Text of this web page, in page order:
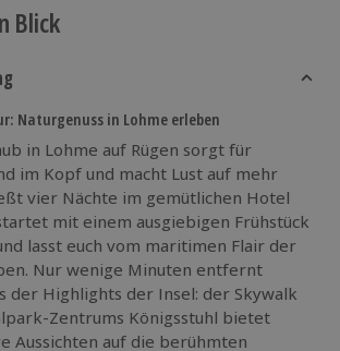
Blick
Naturgenuss in Lohme erleben
in Lohme auf Rügen sorgt für
im Kopf und macht Lust auf mehr
vier Nächte im gemütlichen Hotel
mit einem ausgiebigen Frühstück
lasst euch vom maritimen Flair der
Nur wenige Minuten entfernt
der Highlights der Insel: der Skywalk
Zentrums Königsstuhl bietet
Aussichten auf die berühmten